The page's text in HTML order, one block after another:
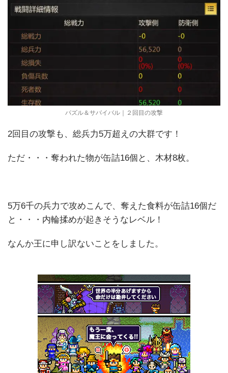
パズル＆サバイバル｜２回目の攻撃
2回目の攻撃も、総兵力5万超えの大群です！
ただ・・・奪われた物が缶詰16個と、木材8枚。
5万6千の兵力で攻めこんで、奪えた食料が缶詰16個だ
と・・・内輪揉めが起きそうなレベル！
なんか王に申し訳ないことをしました。